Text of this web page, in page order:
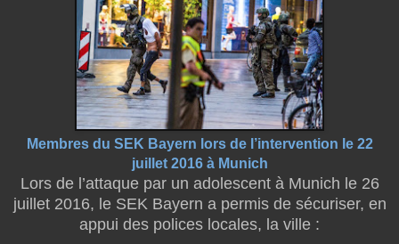
Membres du SEK Bayern lors de l’intervention le 22
juillet 2016 à Munich
Lors de l’attaque par un adolescent à Munich le 26
juillet 2016, le SEK Bayern a permis de sécuriser, en
appui des polices locales, la ville :